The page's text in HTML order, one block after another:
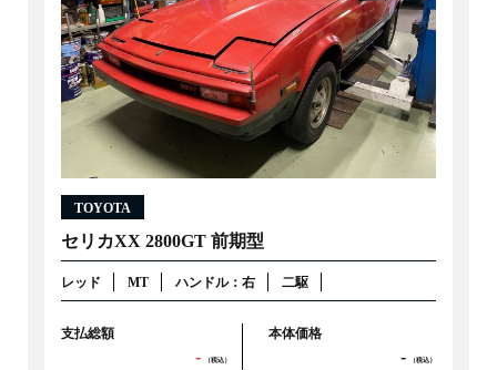
TOYOTA
セリカXX 2800GT 前期型
レッド MT ハンドル：右 二駆
支払総額
- （税込）
本体価格
- （税込）